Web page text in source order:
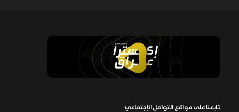
تابعنا على مواقع التواصل الإجتماعي